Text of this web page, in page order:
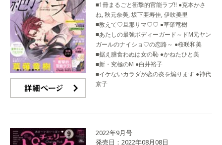
■1冊まるごと衝撃的官能ラブ!! ●克本かさ
ね, 秋元奈美, 坂下亜寿佳, 伊吹美里
■教えて♡旦那サマ♡♡ ●草薙竜樹
■あたしの最強ボディーガード～ドM元ヤン
ガールのナイショ♡の恋路～ ●桜咲和美
■据え膳食わぬは女の恥 ●かねたひと美
■新・究極のM ●白井裕子
■イケないカラダが恋の炎を煽ります ●神代
京子
2022年9月号
発売日：2022年08月08日